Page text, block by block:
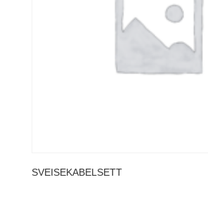
SVEISEKABELSETT